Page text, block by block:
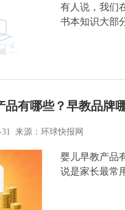
有人说，我们
书本知识大部
品有哪些？早教品牌
31 来源：环球快报网
婴儿早教产品
说是家长最常